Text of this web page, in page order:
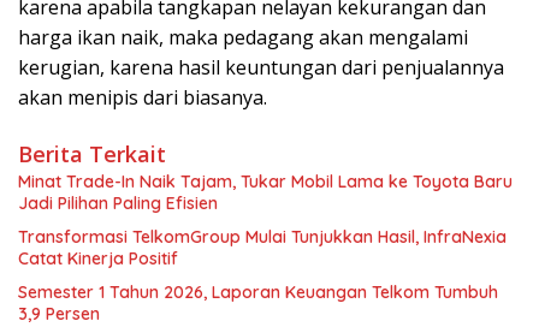
karena apabila tangkapan nelayan kekurangan dan
harga ikan naik, maka pedagang akan mengalami
kerugian, karena hasil keuntungan dari penjualannya
akan menipis dari biasanya.
Berita Terkait
Minat Trade-In Naik Tajam, Tukar Mobil Lama ke Toyota Baru
Jadi Pilihan Paling Efisien
Transformasi TelkomGroup Mulai Tunjukkan Hasil, InfraNexia
Catat Kinerja Positif
Semester 1 Tahun 2026, Laporan Keuangan Telkom Tumbuh
3,9 Persen